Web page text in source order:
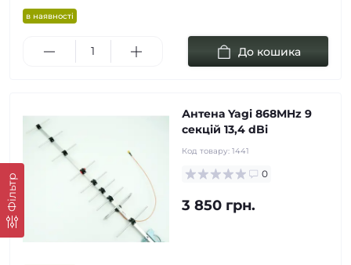
Фільтр
в наявності
До кошика
Антена Yagi 868MHz 9
cекцій 13,4 dBi
Код товару: 1441
0
3 850 грн.